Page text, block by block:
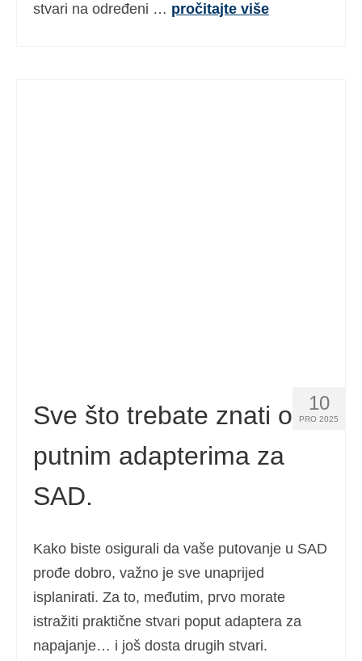
stvari na određeni … pročitajte više
10
PRO 2025
Sve što trebate znati o
putnim adapterima za
SAD.
Kako biste osigurali da vaše putovanje u SAD
prođe dobro, važno je sve unaprijed
isplanirati. Za to, međutim, prvo morate
istražiti praktične stvari poput adaptera za
napajanje… i još dosta drugih stvari.